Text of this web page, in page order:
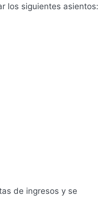
los siguientes asientos:
de ingresos y se